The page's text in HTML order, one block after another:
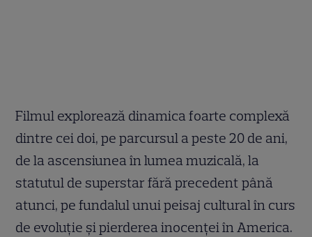
Filmul explorează dinamica foarte complexă
dintre cei doi, pe parcursul a peste 20 de ani,
de la ascensiunea în lumea muzicală, la
statutul de superstar fără precedent până
atunci, pe fundalul unui peisaj cultural în curs
de evoluţie şi pierderea inocenţei în America.